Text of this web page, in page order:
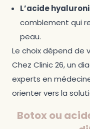
L’acide
comblement qui
peau.
Le choix dépend de
Chez Clinic 26, un
experts en
orienter vers la
Botox ou